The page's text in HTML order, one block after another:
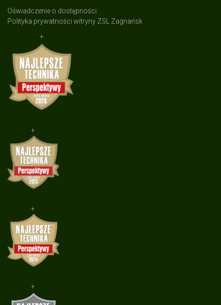
Oświadczenie o dostępności
Polityka prywatności witryny ZSL Zagnańsk
+
+
+
+